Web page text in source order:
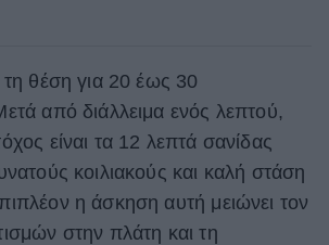
τη θέση για 20 έως 30
από διάλλειμα ενός λεπτού,
είναι τα 12 λεπτά σανίδας
κοιλιακούς και καλή στάση
η άσκηση αυτή μειώνει τον
στην πλάτη και τη